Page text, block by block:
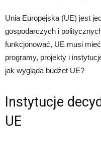
Unia Europejska (UE) jest
gospodarczych i
funkcjonować, UE musi
programy, projekty i
jak wygląda budżet UE?
Instytucje
UE